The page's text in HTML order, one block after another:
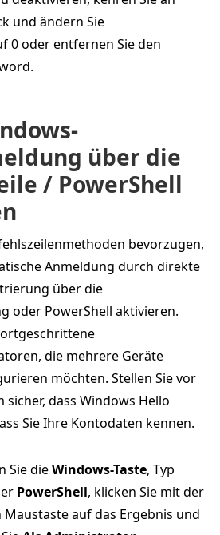
und ändern Sie
0 oder entfernen Sie den
über die
/ PowerShell
bevorzugen,
Anmeldung durch direkte
über die
oder PowerShell aktivieren.
die mehrere Geräte
möchten. Stellen Sie vor
dass Windows Hello
Sie Ihre Kontodaten kennen.
Sie dieWindows-Taste, Typ
PowerShell, klicken Sie mit der
Maustaste auf das Ergebnis und